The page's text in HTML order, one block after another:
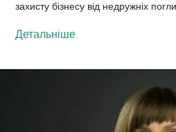
захисту бізнесу від недружніх
Детальніше